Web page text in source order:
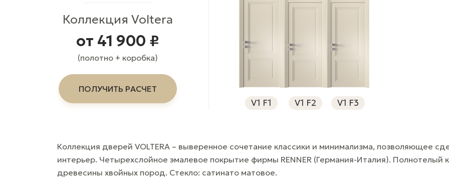
Коллекция Voltera
от 41 900 ₽
(полотно + коробка)
ПОЛУЧИТЬ РАСЧЕТ
V1 F1 V1 F2 V1 F3
Коллекция дверей VOLTERA – выверенное сочетание классики и минимализма, позволяющее
интерьер. Четырехслойное эмалевое покрытие фирмы RENNER (Германия-Италия). Полнотелый
древесины хвойных пород. Стекло: сатинато матовое.